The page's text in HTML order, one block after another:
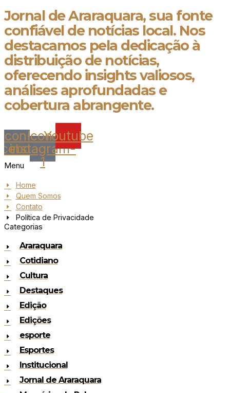
Jornal de Araraquara, sua fonte
confiável de notícias local. Nos
destacamos pela dedicação à
distribuição de notícias,
oferecendo insights valiosos,
análises aprofundadas e
cobertura abrangente.
Icon-Icon-
instagram-
1
Youtube
Menu
Home
Quem Somos
Contato
Política de Privacidade
Categorias
Araraquara
Cotidiano
Cultura
Destaques
Edição
Edições
esporte
Esportes
Institucional
Jornal de Araraquara